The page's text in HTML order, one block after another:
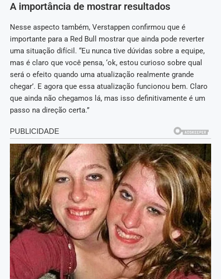
A importância de mostrar resultados
Nesse aspecto também, Verstappen confirmou que é
importante para a Red Bull mostrar que ainda pode reverter
uma situação difícil. “Eu nunca tive dúvidas sobre a equipe,
mas é claro que você pensa, ‘ok, estou curioso sobre qual
será o efeito quando uma atualização realmente grande
chegar’. E agora que essa atualização funcionou bem. Claro
que ainda não chegamos lá, mas isso definitivamente é um
passo na direção certa.”